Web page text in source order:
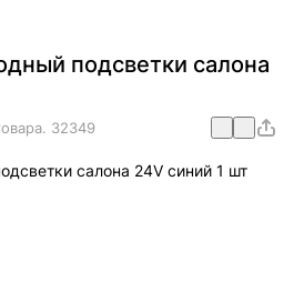
подсветки салона
32349
салона 24V синий 1 шт